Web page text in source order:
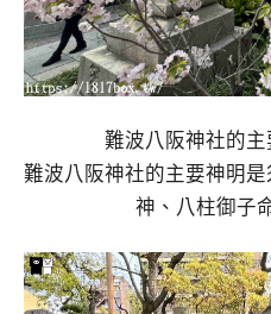
難波八阪神社的主
難波八阪神社的主要神明
神、八柱御子